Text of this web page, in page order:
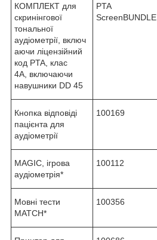
КОМПЛЕКТ для
скринінгової
тональної
аудіометрії, включ
аючи ліцензійний
код PTA, клас
4A, включаючи
навушники DD 45
PTA
ScreenBUNDLE
Кнопка відповіді
пацієнта для
аудіометрії
100169
MAGIC, ігрова
аудіометрія*
100112
Мовні тести
MATCH*
100356